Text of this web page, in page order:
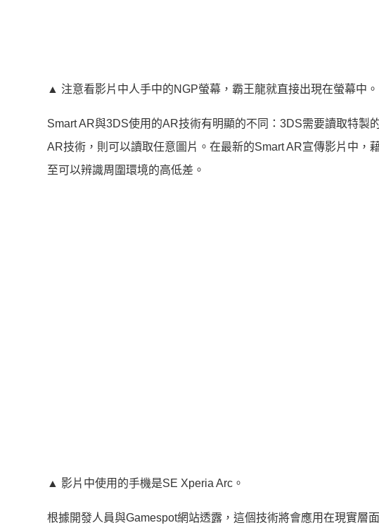
▲ 注意看影片中人手中的NGP螢幕，霸王龍就直接出現在螢幕中。
Smart AR與3DS使用的AR技術有明顯的不同：3DS需要讀取特
AR技術，則可以讀取任意圖片。在最新的Smart AR宣傳影片中
至可以辨識周圍環境的高低差。
▲ 影片中使用的手機是SE Xperia Arc。
根據開發人員與Gamespot網站透露，這個技術將會應用在現實層